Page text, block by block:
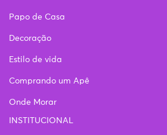
Papo de Casa
Decoração
Estilo de vida
Comprando um Apê
Onde Morar
INSTITUCIONAL